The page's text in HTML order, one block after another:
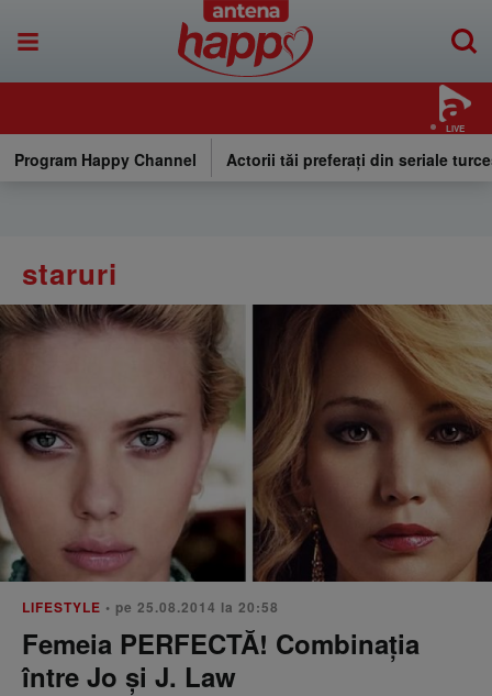
LIVE
Program Happy Channel Actorii tăi preferați din seriale
staruri
LIFESTYLE • pe 25.08.2014 la 20:58
Femeia PERFECTĂ! Combinația
între Jo și J. Law